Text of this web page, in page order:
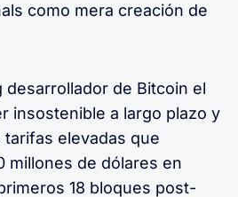
como mera creación de
desarrollador de Bitcoin el
insostenible a largo plazo y
elevadas que
millones de dólares en
18 bloques post-